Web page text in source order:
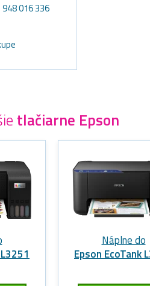
016 336
tlačiarne Epson
Náplne do
Epson EcoTank